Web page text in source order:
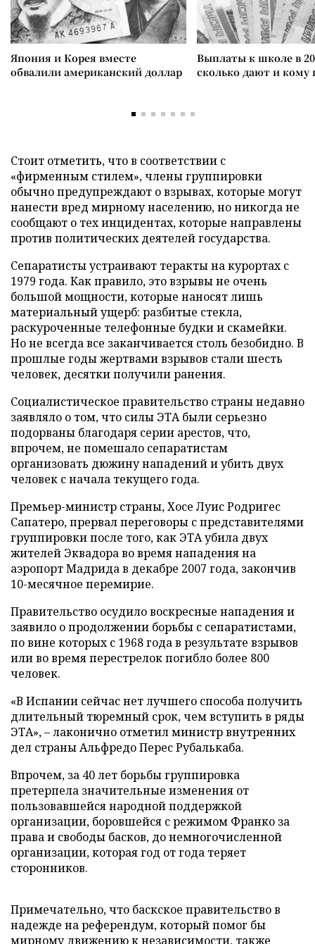
Япония и Корея вместе
обвалили американский доллар
Выплаты к школе в
сколько дают и
Стоит отметить, что в соответствии с
«фирменным стилем», члены группировки
обычно предупреждают о взрывах, которые могут
нанести вред мирному населению, но никогда не
сообщают о тех инцидентах, которые направлены
против политических деятелей государства.
Сепаратисты устраивают теракты на курортах с
1979 года. Как правило, это взрывы не очень
большой мощности, которые наносят лишь
материальный ущерб: разбитые стекла,
раскуроченные телефонные будки и скамейки.
Но не всегда все заканчивается столь безобидно. В
прошлые годы жертвами взрывов стали шесть
человек, десятки получили ранения.
Социалистическое правительство страны недавно
заявляло о том, что силы ЭТА были серьезно
подорваны благодаря серии арестов, что,
впрочем, не помешало сепаратистам
организовать дюжину нападений и убить двух
человек с начала текущего года.
Премьер-министр страны, Хосе Луис Родригес
Сапатеро, прервал переговоры с представителями
группировки после того, как ЭТА убила двух
жителей Эквадора во время нападения на
аэропорт Мадрида в декабре 2007 года, закончив
10-месячное перемирие.
Правительство осудило воскресные нападения и
заявило о продолжении борьбы с сепаратистами,
по вине которых с 1968 года в результате взрывов
или во время перестрелок погибло более 800
человек.
«В Испании сейчас нет лучшего способа получить
длительный тюремный срок, чем вступить в ряды
ЭТА», – лаконично отметил министр внутренних
дел страны Альфредо Перес Рубалькаба.
Впрочем, за 40 лет борьбы группировка
претерпела значительные изменения от
пользовавшейся народной поддержкой
организации, боровшейся с режимом Франко за
права и свободы басков, до немногочисленной
организации, которая год от года теряет
сторонников.
Примечательно, что баскское правительство в
надежде на референдум, который помог бы
мирному движению к независимости, также